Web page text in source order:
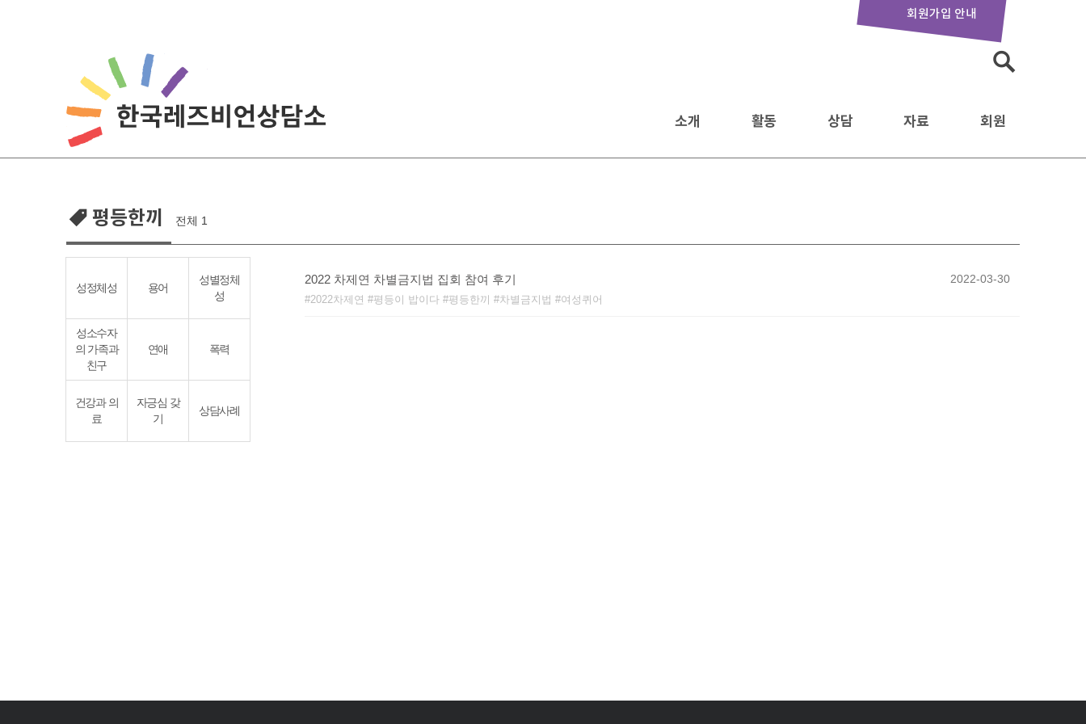
회원가입 안내
소개 활동 상담 자료 회원
평등한끼 전체 1
성정체성 용어
성별정체
성
성소수자
의 가족과
친구
연애 폭력
건강과 의
료
자긍심 갖
기
상담사례
2022 차제연 차별금지법 집회 참여 후기
2022차제연 평등이 밥이다 평등한끼 차별금지법 여성퀴어
2022-03-30